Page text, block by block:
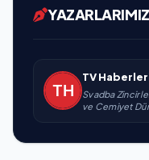
YAZARLARIMIZ
TV
Svadba
ve Cemiyet